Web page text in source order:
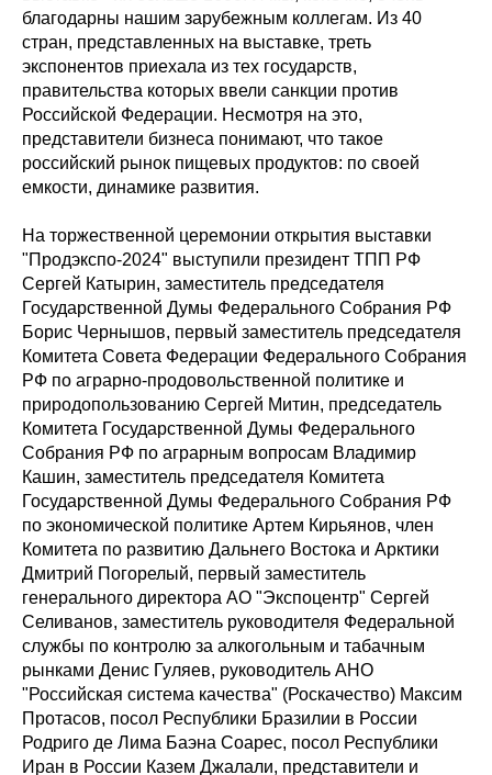
благодарны нашим зарубежным коллегам. Из 40
стран, представленных на выставке, треть
экспонентов приехала из тех государств,
правительства которых ввели санкции против
Российской Федерации. Несмотря на это,
представители бизнеса понимают, что такое
российский рынок пищевых продуктов: по своей
емкости, динамике развития.
На торжественной церемонии открытия выставки
"Продэкспо-2024" выступили президент ТПП РФ
Сергей Катырин, заместитель председателя
Государственной Думы Федерального Собрания РФ
Борис Чернышов, первый заместитель председателя
Комитета Совета Федерации Федерального Собрания
РФ по аграрно-продовольственной политике и
природопользованию Сергей Митин, председатель
Комитета Государственной Думы Федерального
Собрания РФ по аграрным вопросам Владимир
Кашин, заместитель председателя Комитета
Государственной Думы Федерального Собрания РФ
по экономической политике Артем Кирьянов, член
Комитета по развитию Дальнего Востока и Арктики
Дмитрий Погорелый, первый заместитель
генерального директора АО "Экспоцентр" Сергей
Селиванов, заместитель руководителя Федеральной
службы по контролю за алкогольным и табачным
рынками Денис Гуляев, руководитель АНО
"Российская система качества" (Роскачество) Максим
Протасов, посол Республики Бразилии в России
Родриго де Лима Баэна Соарес, посол Республики
Иран в России Казем Джалали, представители и